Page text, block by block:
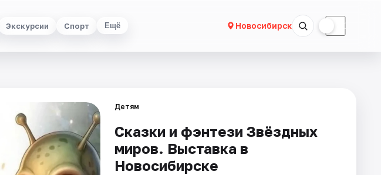
Экскурсии Спорт Ещё Новосибирск ☾
Детям
Сказки и фэнтези Звёздных
миров. Выставка в
Новосибирске